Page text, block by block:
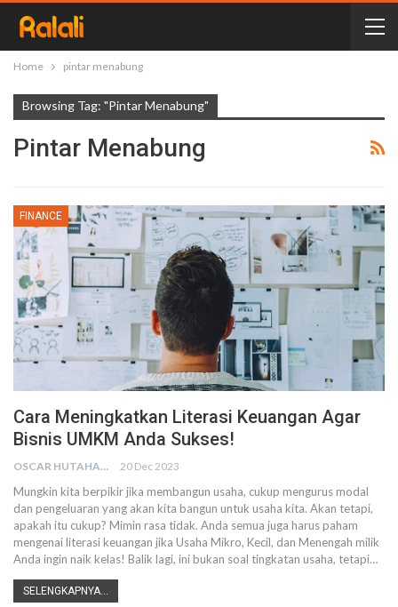
Home pintar menabung
Browsing Tag: "pintar Menabung"
Pintar Menabung
FINANCE
Cara Meningkatkan Literasi Keuangan Agar
Bisnis UMKM Anda Sukses!
OSCAR HUTAHAEAN 20 Dec 2023
Mungkin kita berpikir jika membangun usaha, cukup mengurus modal
dan pengeluaran yang akan kita bangun untuk usaha kita. Akan tetapi,
apakah itu cukup? Mimin rasa tidak. Anda semua juga harus paham
mengenai literasi keuangan jika Usaha Mikro, Kecil, dan Menengah milik
Anda ingin naik kelas! Balik lagi, ini bukan soal tingkatan usaha, tetapi…
SELENGKAPNYA...